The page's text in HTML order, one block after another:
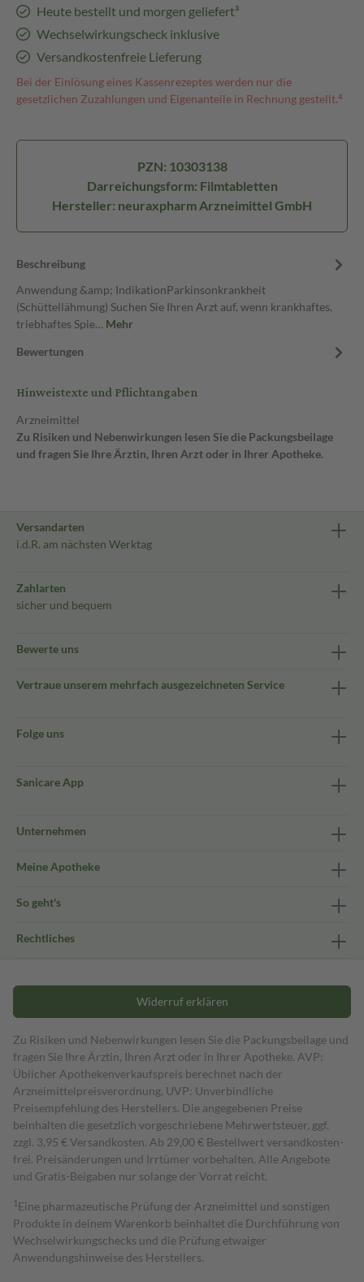
Heute bestellt und morgen geliefert³
Wechselwirkungscheck inklusive
Versandkostenfreie Lieferung
Bei der Einlösung eines Kassenrezeptes werden nur die
gesetzlichen Zuzahlungen und Eigenanteile in Rechnung gestellt.⁴
PZN: 10303138
Darreichungsform: Filmtabletten
Hersteller: neuraxpharm Arzneimittel GmbH
Beschreibung
Anwendung &amp; IndikationParkinsonkrankheit
(Schüttellähmung) Suchen Sie Ihren Arzt auf, wenn krankhaftes,
triebhaftes Spie… Mehr
Bewertungen
Hinweistexte und Pflichtangaben
Arzneimittel
Zu Risiken und Nebenwirkungen lesen Sie die Packungsbeilage
und fragen Sie Ihre Ärztin, Ihren Arzt oder in Ihrer Apotheke.
Versandarten
i.d.R. am nächsten Werktag
Zahlarten
sicher und bequem
Bewerte uns
Vertraue unserem mehrfach ausgezeichneten Service
Folge uns
Sanicare App
Unternehmen
Meine Apotheke
So geht's
Rechtliches
Widerruf erklären
Zu Risiken und Nebenwirkungen lesen Sie die Packungsbeilage und
fragen Sie Ihre Ärztin, Ihren Arzt oder in Ihrer Apotheke. AVP:
Üblicher Apothekenverkaufspreis berechnet nach der
Arzneimittelpreisverordnung. UVP: Unverbindliche
Preisempfehlung des Herstellers. Die angegebenen Preise
beinhalten die gesetzlich vorgeschriebene Mehrwertsteuer, ggf.
zzgl. 3,95 € Versandkosten. Ab 29,00 € Bestell­wert versand­kosten­
frei. Preisänderungen und Irrtümer vorbehalten. Alle Angebote
und Gratis-Beigaben nur solange der Vorrat reicht.
1 Eine pharmazeutische Prüfung der Arzneimittel und sonstigen
Produkte in deinem Warenkorb beinhaltet die Durchführung von
Wechselwirkungschecks und die Prüfung etwaiger
Anwendungshinweise des Herstellers.